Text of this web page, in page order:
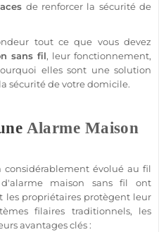
de renforcer la sécuritéde
tout ce que vous devez
sans fil, leur fonctionnement,
elles sont une solution
sécuritéde votre domicile.
Alarme Maison
considérablement évolué au fil
alarme maison sans fil ont
les propriétaires protègent leur
filaires traditionnels, les
avantages clés :